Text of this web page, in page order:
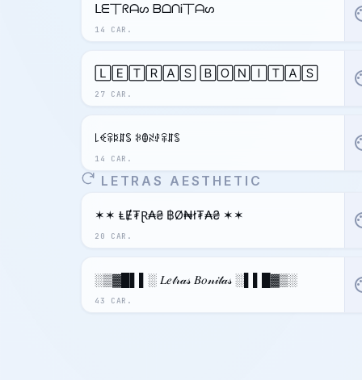
14 CAR.
ᒪᗴ丅ᖇᗩᔕ ᗷᗝᑎᎥ丅ᗩᔕ
27 CAR.
🄻🄴🅃🅁🄰🅂 🄱🄾🄽🄸🅃🄰🅂
14 CAR.
꒒ꈼꋖꌅꁲꌚ ꋰꂦꋊꂑꋖꁲꌚ
LETRAS AESTHETIC
20 CAR.
✶✶ ⱠɆ₮Ɽ₳₴ ฿Ø₦ł₮₳₴ ✶✶
43 CAR.
░▒▓█▌▌░ 𝐿𝑒𝓉𝓇𝒶𝓈 𝐵𝑜𝓃𝒾𝓉𝒶𝓈 ░▌▌█▓▒░